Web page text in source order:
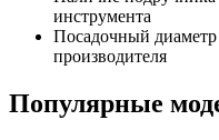
инструмента
Посадочный
производителя
Популярные